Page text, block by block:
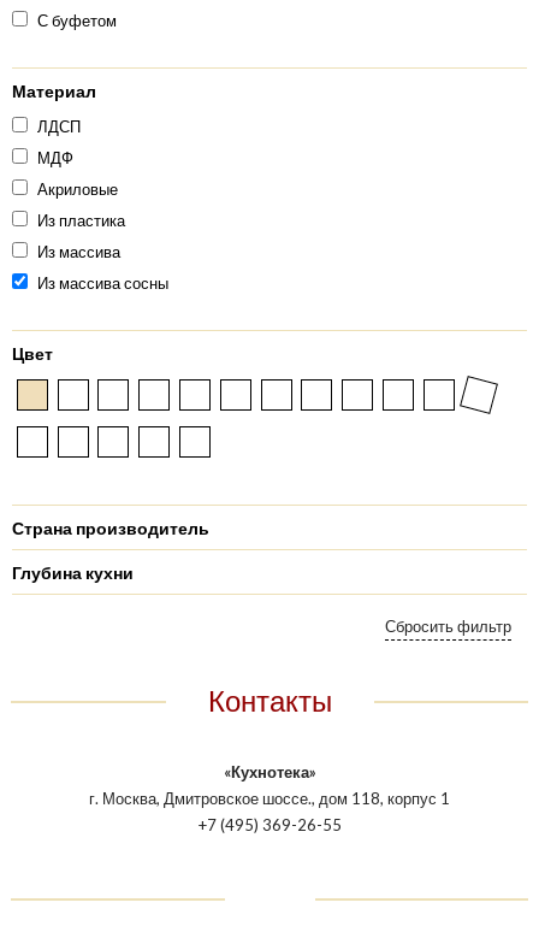
С буфетом
Материал
ЛДСП
МДФ
Акриловые
Из пластика
Из массива
Из массива сосны
Цвет
Страна производитель
Глубина кухни
Контакты
«Кухнотека»
г. Москва, Дмитровское шоссе., дом 118, корпус 1
+7 (495) 369-26-55